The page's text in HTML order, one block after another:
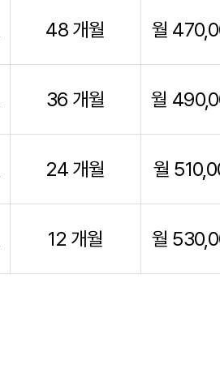
48 개월 월
36 개월 월
24 개월 월
12 개월 월